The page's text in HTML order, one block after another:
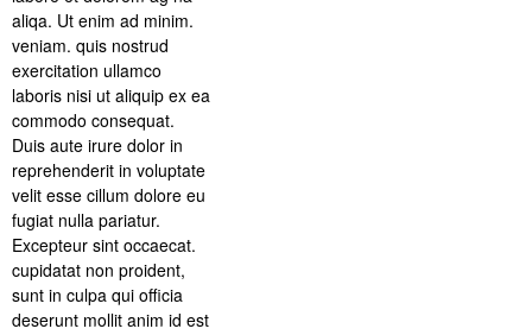
aliqa. Ut enim ad minim.
veniam. quis nostrud
exercitation ullamco
laboris nisi ut aliquip ex ea
commodo consequat.
Duis aute irure dolor in
reprehenderit in voluptate
velit esse cillum dolore eu
fugiat nulla pariatur.
Excepteur sint occaecat.
cupidatat non proident,
sunt in culpa qui officia
deserunt mollit anim id est